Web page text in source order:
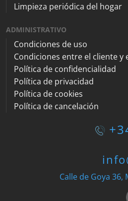
Limpieza periódica del hogar
ADMINISTRATIVO
Condiciones de uso
Condiciones entre el cliente y
Política de confidencialidad
Política de privacidad
Política de cookies
Política de cancelación
Calle de Goya 36,